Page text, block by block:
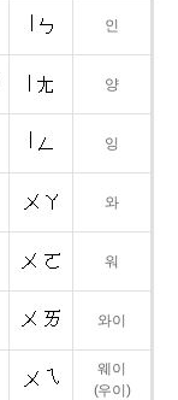
인
양
잉
와
워
와이
웨이
(우이)